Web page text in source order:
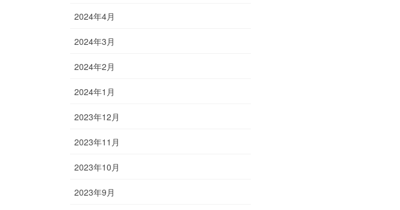
2024年4月
2024年3月
2024年2月
2024年1月
2023年12月
2023年11月
2023年10月
2023年9月